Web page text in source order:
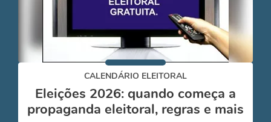
CALENDÁRIO ELEITORAL
Eleições 2026: quando começa a
propaganda eleitoral, regras e mais